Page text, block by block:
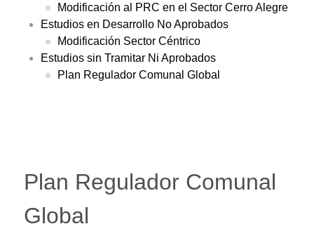
Modificación al PRC en el Sector Cerro Alegre
Estudios en Desarrollo No Aprobados
Modificación Sector Céntrico
Estudios sin Tramitar Ni Aprobados
Plan Regulador Comunal Global
Plan Regulador Comunal
Global